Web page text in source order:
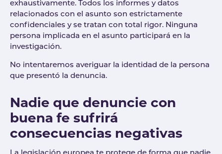
exhaustivamente. Todos los informes y datos
relacionados con el asunto son estrictamente
confidenciales y se tratan con total rigor. Ninguna
persona implicada en el asunto participará en la
investigación.
No intentaremos averiguar la identidad de la persona
que presentó la denuncia.
Nadie que denuncie con
buena fe sufrirá
consecuencias negativas